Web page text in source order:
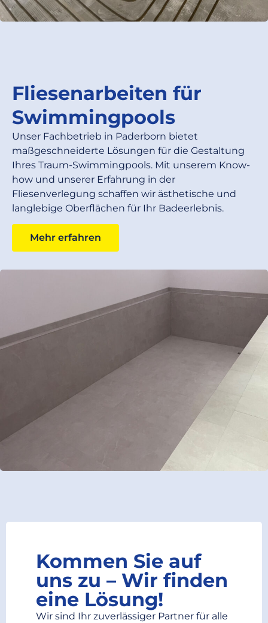
Fliesenarbeiten für
Swimmingpools
Unser Fachbetrieb in Paderborn bietet
maßgeschneiderte Lösungen für die Gestaltung
Ihres Traum-Swimmingpools. Mit unserem Know-
how und unserer Erfahrung in der
Fliesenverlegung schaffen wir ästhetische und
langlebige Oberflächen für Ihr Badeerlebnis.
Mehr erfahren
Kommen Sie auf
uns zu – Wir finden
eine Lösung!
Wir sind Ihr zuverlässiger Partner für alle